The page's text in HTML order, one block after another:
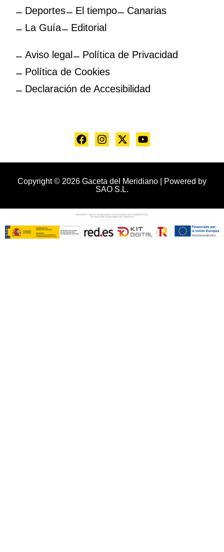
Deportes
El tiempo
Canarias
La Guía
Editorial
Aviso legal
Política de Privacidad
Política de Cookies
Declaración de Accesibilidad
Copyright © 2026 Gaceta del Meridiano | Powered by
SAO S.L.